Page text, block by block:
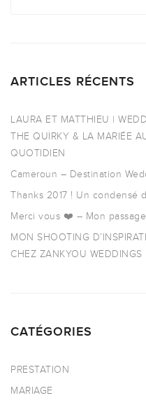
ARTICLES RÉCENTS
LAURA ET MATTHIEU |
THE QUIRKY & LA MARIÉE
QUOTIDIEN
Cameroun – Destination
Thanks 2017 ! Un condensé
Merci vous ❤️ – Mon passage
MON SHOOTING
CHEZ ZANKYOU WEDDINGS
CATÉGORIES
PRESTATION
MARIAGE